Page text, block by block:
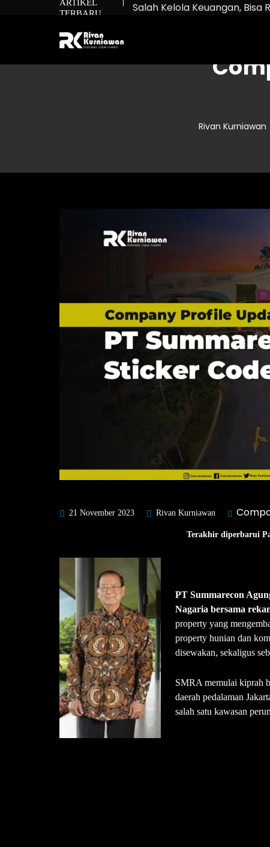
ARTIKEL
TERBARU
Salah Kelola Keuangan, Bisa
Bukan Cuma Beli Saham:
Rivan Kurniawan
21 November 2023 Rivan Kurniawan
Terakhir diperbarui
PT Summarecon
Nagaria bersama
property yang
property hunian dan
disewakan, sekaligus
SMRA memulai kiprah
daerah pedalaman
salah satu kawasan